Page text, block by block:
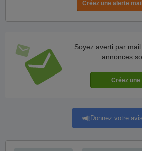
Soyez averti par
annonces
Donnez votre avis